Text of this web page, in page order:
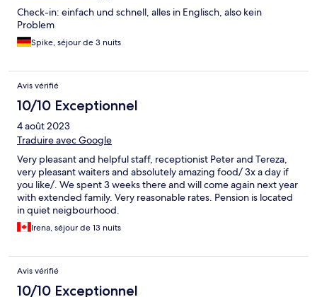
Check-in: einfach und schnell, alles in Englisch, also kein
Problem
Spike, séjour de 3 nuits
Avis vérifié
10/10 Exceptionnel
4 août 2023
Traduire avec Google
Very pleasant and helpful staff, receptionist Peter and Tereza,
very pleasant waiters and absolutely amazing food/ 3x a day if
you like/. We spent 3 weeks there and will come again next year
with extended family. Very reasonable rates. Pension is located
in quiet neigbourhood.
Irena, séjour de 13 nuits
Avis vérifié
10/10 Exceptionnel